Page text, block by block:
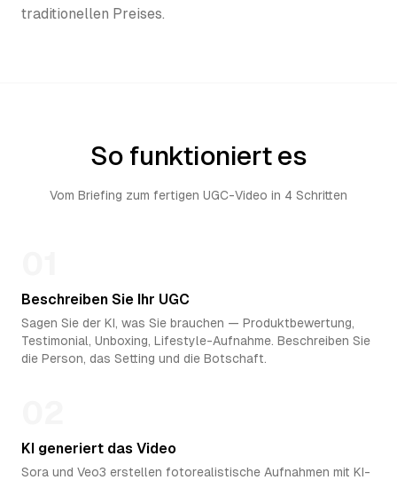
traditionellen Preises.
So funktioniert es
Vom Briefing zum fertigen UGC-Video in 4 Schritten
Beschreiben Sie Ihr UGC
Sagen Sie der KI, was Sie brauchen — Produktbewertung,
Testimonial, Unboxing, Lifestyle-Aufnahme. Beschreiben Sie
die Person, das Setting und die Botschaft.
KI generiert das Video
Sora und Veo3 erstellen fotorealistische Aufnahmen mit KI-